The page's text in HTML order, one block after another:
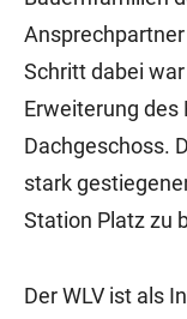
Schritt dabei
Erweiterung des
Dachgeschoss.
stark
Station Platz zu
Der WLV ist als